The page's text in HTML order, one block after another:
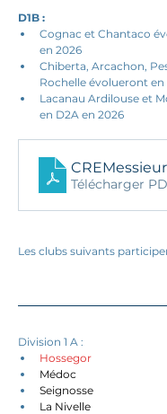
D1B :
Cognac et Chantaco
en 2026
Chiberta, Arcachon,
Rochelle évolueront en
Lacanau Ardilouse et
en D2A en 2026
Télécharger
Les clubs suivants
Division 1 A :
Hossegor
Médoc
Seignosse
La Nivelle